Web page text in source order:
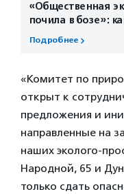
«Общественная
почила в бозе»:
Подробнее
«Комитет по
открыт к
предложения и
направленные на
наших эколого-
Народной, 65 и
только сдать